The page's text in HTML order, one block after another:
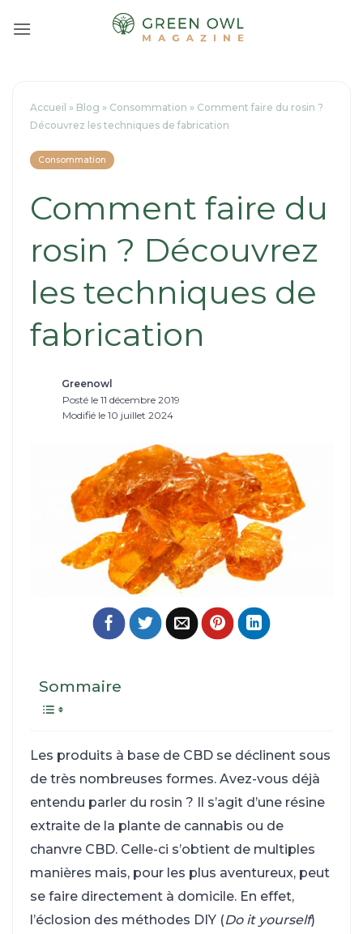
au
Accueil » Blog » Consommation » Comment faire du rosin ?
Découvrez les techniques de fabrication
Consommation
Comment faire du
rosin ? Découvrez
les techniques de
fabrication
Greenowl
Posté le 11 décembre 2019
Modifié le 10 juillet 2024
Sommaire
Les produits à base de CBD se déclinent sous
de très nombreuses formes. Avez-vous déjà
entendu parler du rosin ? Il s’agit d’une résine
extraite de la plante de cannabis ou de
chanvre CBD. Celle-ci s’obtient de multiples
manières mais, pour les plus aventureux, peut
se faire directement à domicile. En effet,
l’éclosion des méthodes DIY (Do it yourself)